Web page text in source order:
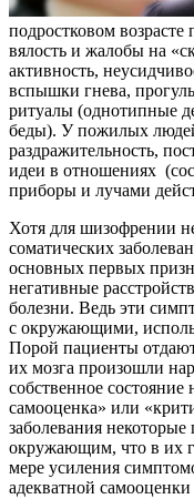
подростковом
вялость и жалобы на
активность,
вспышки гнева,
ритуалы (однотипные
беды). У пожилых
раздражительность,
идеи в отношениях
приборы и лучами
Хотя для шизофрении
соматических
основных первых
негативные
болезни. Ведь эти
с окружающими,
Порой пациенты
их мозга произошли
собственное состояние
самооценка» или
заболевания
окружающим, что в их
мере усиления
адекватной